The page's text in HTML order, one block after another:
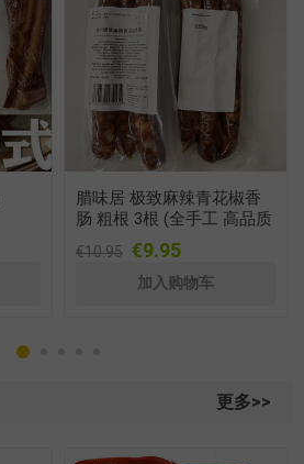
腊味居 极致麻辣青花椒香
肠 粗根 3根 (全手工 高品质
腊肠 粗根) 250-280g
€10.95 €9.95
更多>>